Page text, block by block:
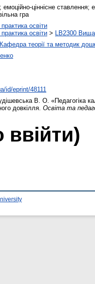
емоційно-ціннісне
гра
практика освіти
практика освіти > LB2300 Вища
Кафедра теорії та методик
id/eprint/48111
В. О. «Педагогіка
довкілля. Освіта та
ввійти)